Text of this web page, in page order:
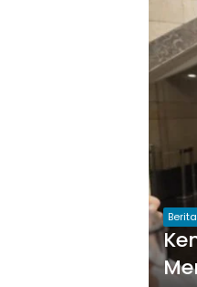
Berita